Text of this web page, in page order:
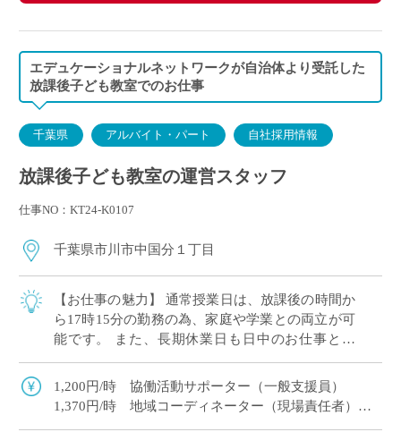
エデュケーショナルネットワークが自治体より受託した
放課後子ども教室でのお仕事
千葉県 アルバイト・パート 自社採用情報
放課後子ども教室の運営スタッフ
仕事NO：KT24-K0107
千葉県市川市中国分１丁目
【お仕事の魅力】 通常授業日は、放課後の時間か
ら17時15分の勤務の為、家庭や学業との両立が可
能です。 また、長期休業日も日中のお仕事とな
す。 皆さん、初めて勤務される方が多いの […]
1,200円/時 協働活動サポーター（一般支援員）
1,370円/時 地域コーディネーター（現場責任者）